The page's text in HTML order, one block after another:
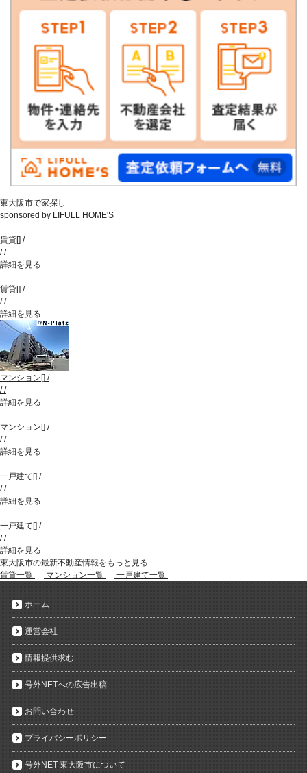
東大阪市で家探し
sponsored by LIFULL HOME'S
賃貸[] /
//
詳細を見る
賃貸[] /
//
詳細を見る
マンション [] /
//
詳細を見る
マンション [] /
//
詳細を見る
一戸建て [] /
//
詳細を見る
一戸建て [] /
//
詳細を見る
東大阪市の最新不動産情報をもっと見る
賃貸一覧
マンション一覧 一戸建て一覧
ホーム
運営会社
情報提供求む
号外NETへの広告出稿
お問い合わせ
プライバシーポリシー
号外NET 東大阪市について